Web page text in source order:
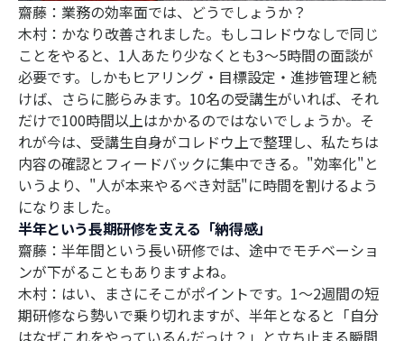
齋藤：業務の効率面では、どうでしょうか？
木村：かなり改善されました。もしコレドウなしで同じ
ことをやると、1人あたり少なくとも3〜5時間の面談が
必要です。しかもヒアリング・目標設定・進捗管理と続
けば、さらに膨らみます。10名の受講生がいれば、それ
だけで100時間以上はかかるのではないでしょうか。そ
れが今は、受講生自身がコレドウ上で整理し、私たちは
内容の確認とフィードバックに集中できる。"効率化"と
いうより、"人が本来やるべき対話"に時間を割けるよう
になりました。
半年という長期研修を支える「納得感」
齋藤：半年間という長い研修では、途中でモチベーショ
ンが下がることもありますよね。
木村：はい、まさにそこがポイントです。1〜2週間の短
期研修なら勢いで乗り切れますが、半年となると「自分
はなぜこれをやっているんだっけ？」と立ち止まる瞬間